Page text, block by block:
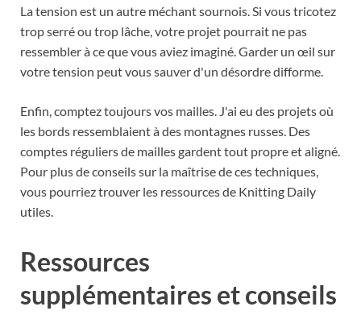
La tension est un autre méchant sournois. Si vous tricotez
trop serré ou trop lâche, votre projet pourrait ne pas
ressembler à ce que vous aviez imaginé. Garder un œil sur
votre tension peut vous sauver d'un désordre difforme.
Enfin, comptez toujours vos mailles. J'ai eu des projets où
les bords ressemblaient à des montagnes russes. Des
comptes réguliers de mailles gardent tout propre et aligné.
Pour plus de conseils sur la maîtrise de ces techniques,
vous pourriez trouver les ressources de Knitting Daily
utiles.
Ressources
supplémentaires et conseils